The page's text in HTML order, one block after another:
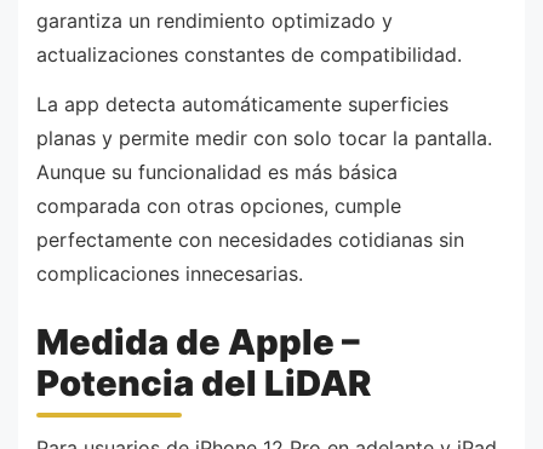
garantiza un rendimiento optimizado y
actualizaciones constantes de compatibilidad.
La app detecta automáticamente superficies
planas y permite medir con solo tocar la pantalla.
Aunque su funcionalidad es más básica
comparada con otras opciones, cumple
perfectamente con necesidades cotidianas sin
complicaciones innecesarias.
Medida de Apple –
Potencia del LiDAR